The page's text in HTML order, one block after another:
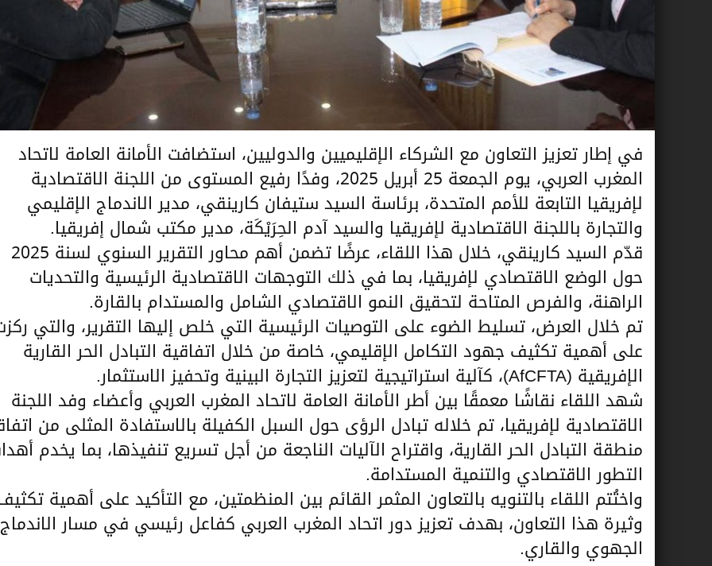
في إطار تعزيز التعاون مع الشركاء الإقليميين والدوليين، استضافت الأمانة العامة لاتحاد
المغرب العربي، يوم الجمعة 25 أبريل 2025، وفدًا رفيع المستوى من اللجنة الاقتصادية
لإفريقيا التابعة للأمم المتحدة، برئاسة السيد ستيفان كارينقي، مدير الاندماج الإقليمي
والتجارة باللجنة الاقتصادية لإفريقيا والسيد آدم الحِرَيْكَة، مدير مكتب شمال إفريقيا.
قدّم السيد كارينقي، خلال هذا اللقاء، عرضًا تضمن أهم محاور التقرير السنوي لسنة 2025
حول الوضع الاقتصادي لإفريقيا، بما في ذلك التوجهات الاقتصادية الرئيسية والتحديات
الراهنة، والفرص المتاحة لتحقيق النمو الاقتصادي الشامل والمستدام بالقارة.
تم خلال العرض، تسليط الضوء على التوصيات الرئيسية التي خلص إليها التقرير، والتي
على أهمية تكثيف جهود التكامل الإقليمي، خاصة من خلال اتفاقية التبادل الحر القارية
الإفريقية (AfCFTA)، كآلية استراتيجية لتعزيز التجارة البينية وتحفيز الاستثمار.
شهد اللقاء نقاشًا معمقًا بين أطر الأمانة العامة لاتحاد المغرب العربي وأعضاء وفد اللجنة
الاقتصادية لإفريقيا، تم خلاله تبادل الرؤى حول السبل الكفيلة بالاستفادة المثلى من
منطقة التبادل الحر القارية، واقتراح الآليات الناجعة من أجل تسريع تنفيذها، بما يخدم
التطور الاقتصادي والتنمية المستدامة.
واختُتم اللقاء بالتنويه بالتعاون المثمر القائم بين المنظمتين، مع التأكيد على أهمية
وثيرة هذا التعاون، بهدف تعزيز دور اتحاد المغرب العربي كفاعل رئيسي في مسار الاندماج
الجهوي والقاري.